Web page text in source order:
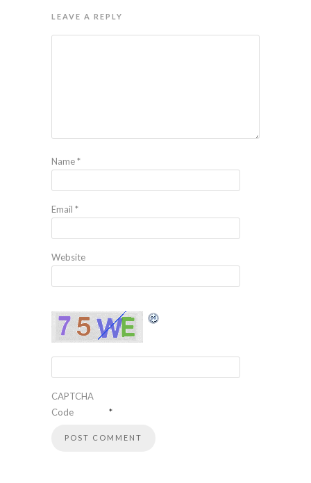
LEAVE A REPLY
Name*
Email *
Website
CAPTCHA
Code
*